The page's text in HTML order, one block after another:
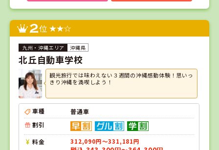
2位
沖縄県
北丘自動車学校
観光旅行では味わえない３週間の沖縄感動体験！思いっ
きり沖縄を満喫しよう！
車種
普通車
割引
料金 312,090円～331,181円